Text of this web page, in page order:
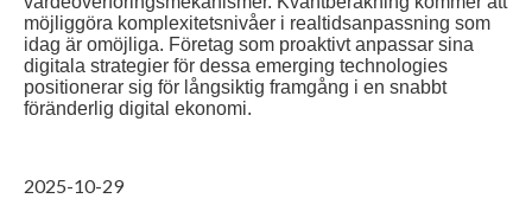
möjliggöra komplexitetsnivåer i realtidsanpassning som
idag är omöjliga. Företag som proaktivt anpassar sina
digitala strategier för dessa emerging technologies
positionerar sig för långsiktig framgång i en snabbt
föränderlig digital ekonomi.
2025-10-29